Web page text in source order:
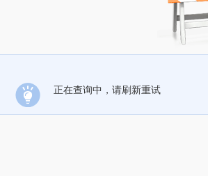
正在查询中，请刷新重试